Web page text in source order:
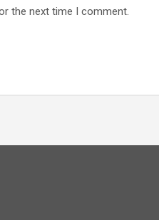
the next time I comment.